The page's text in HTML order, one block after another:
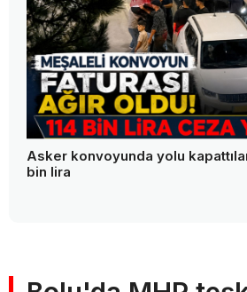
Asker konvoyunda yolu
bin lira